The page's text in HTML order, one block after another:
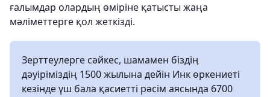
ғалымдар олардың өміріне қатысты жаңа
мәліметтерге қол жеткізді.
Зерттеулерге сәйкес, шамамен біздің
дәуіріміздің 1500 жылына дейін Инк өркениеті
кезінде үш бала қасиетті рәсім аясында 6700